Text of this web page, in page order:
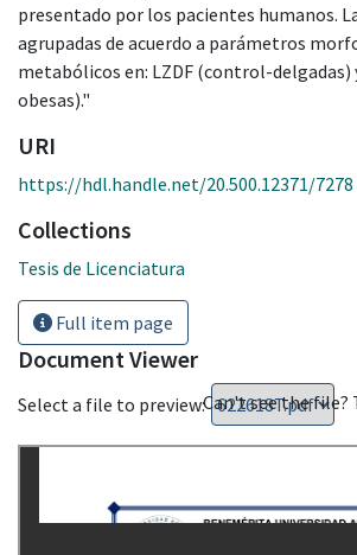
presentado por los pacientes humanos.
agrupadas de acuerdo a parámetros
metabólicos en: LZDF (control-delgadas)
obesas)."
URI
https://hdl.handle.net/20.500.12371/7278
Collections
Tesis de Licenciatura
Full item page
Document Viewer
Select a file to preview:Can't see the file?